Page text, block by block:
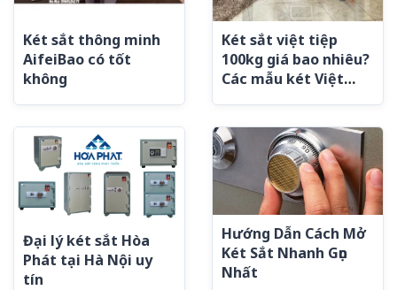
Két sắt thông minh
AifeiBao có tốt
không
Két sắt việt tiệp
100kg giá bao nhiêu?
Các mẫu két Việt
Đại lý két sắt Hòa
Phát tại Hà Nội uy
tín
Hướng Dẫn Cách Mở
Két Sắt Nhanh Gọn
Nhất